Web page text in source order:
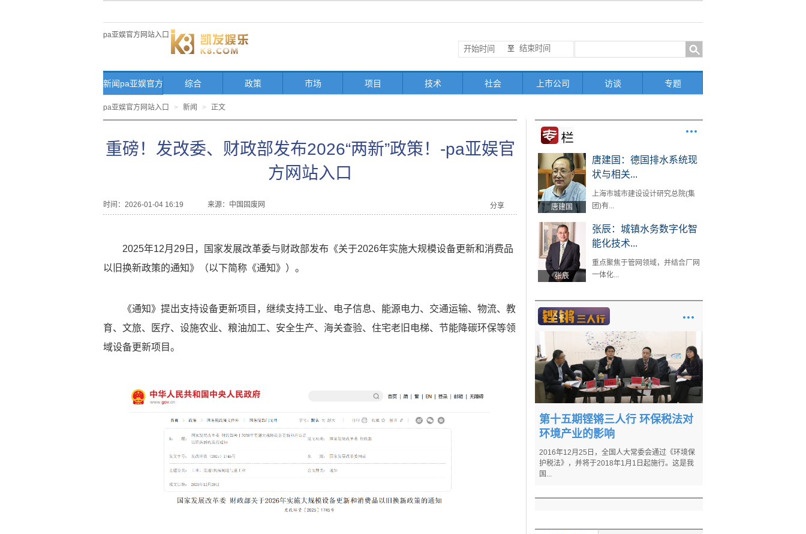
pa亚娱官方网站入口
至
新闻pa亚娱官方
网站入口首页
综合 政策 市场 项目 技术 社会 上市公司 访谈 专题
pa亚娱官方网站入口 > 新闻 > 正文
重磅！发改委、财政部发布2026“两新”政策！-pa亚娱官
方网站入口
时间：2026-01-04 16:19 来源： 中国固废网 分享
2025年12月29日，国家发展改革委与财政部发布《关于2026年实施大规模设备更新和消费品
以旧换新政策的通知》（以下简称《通知》）。
《通知》提出支持设备更新项目，继续支持工业、电子信息、能源电力、交通运输、物流、教
育、文旅、医疗、设施农业、粮油加工、安全生产、海关查验、住宅老旧电梯、节能降碳环保等领
域设备更新项目。
唐建国
唐建国：德国排水系统现
状与相关...
上海市城市建设设计研究总院(集
团)有...
张辰
张辰：城镇水务数字化智
能化技术...
重点聚焦于管网领域，并结合厂网
一体化...
第十五期铿锵三人行 环保税法对
环境产业的影响
2016年12月25日，全国人大常委会通过《环境保
护税法》，并将于2018年1月1日起施行。这是我
国...